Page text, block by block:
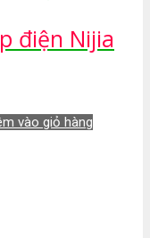
điện Nijia
vào giỏ hàng